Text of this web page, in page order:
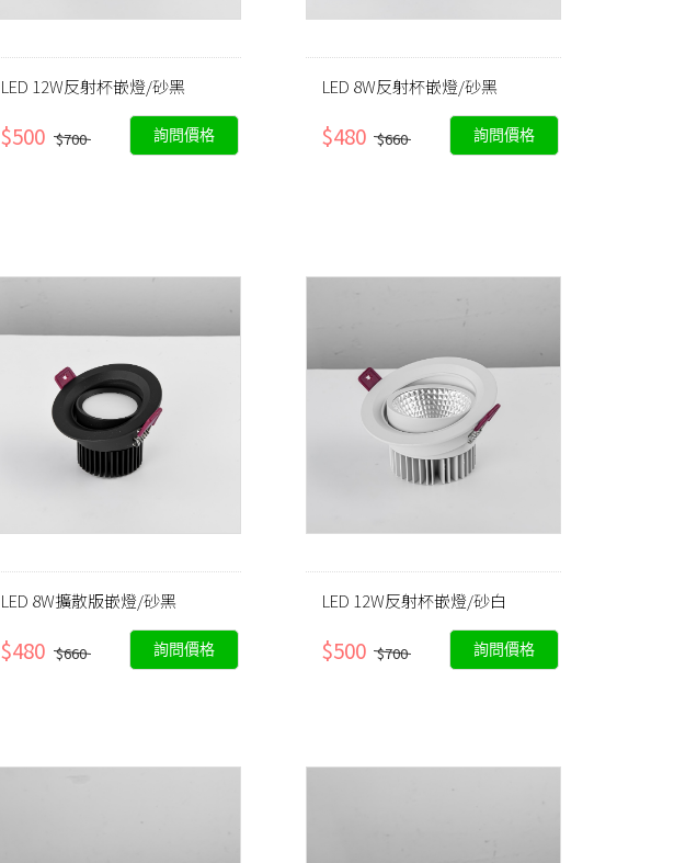
LED 12W反射杯嵌燈/砂黑
$500 $700 詢問價格
LED 8W反射杯嵌燈/砂黑
$480 $660 詢問價格
LED 8W擴散版嵌燈/砂黑
$480 $660 詢問價格
LED 12W反射杯嵌燈/砂白
$500 $700 詢問價格